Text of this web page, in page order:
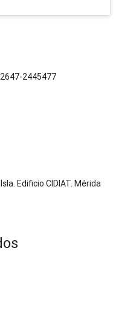
2445477
Edificio CIDIAT. Mérida